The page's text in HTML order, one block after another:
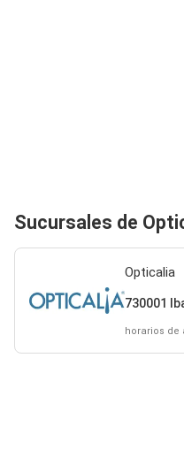
Sucursales de
Opticalia
730001
horarios de